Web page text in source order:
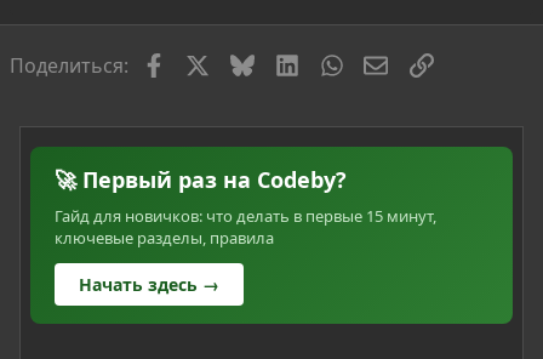
Поделиться: FacebookBlueskyLinkedInWhatsAppЭлектронная
Ссылка
🚀 Первый раз на Codeby?
Гайд для новичков: что делать в первые 15 минут,
ключевые разделы, правила
Начать здесь →